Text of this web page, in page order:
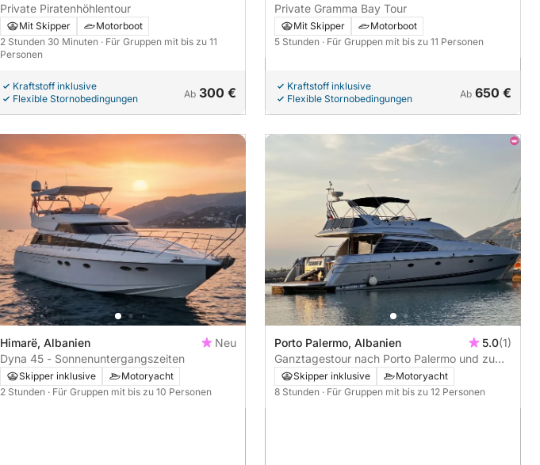
Private Piratenhöhlentour
Mit Skipper
Motorboot
2 Stunden 30 Minuten · Für Gruppen mit bis zu 11
Personen
Kraftstoff inklusive
Flexible Stornobedingungen
Ab 300 €
Private Gramma Bay Tour
Mit Skipper
Motorboot
5 Stunden · Für Gruppen mit bis zu 11 Personen
Kraftstoff inklusive
Flexible Stornobedingungen
Ab 650 €
Himarë, Albanien
Neu
Dyna 45 - Sonnenuntergangszeiten
Skipper inklusive
Motoryacht
2 Stunden · Für Gruppen mit bis zu 10 Personen
Porto Palermo, Albanien 5.0(1)
Ganztagestour nach Porto Palermo und zu
versteckten Stränden
Skipper inklusive
Motoryacht
8 Stunden · Für Gruppen mit bis zu 12 Personen